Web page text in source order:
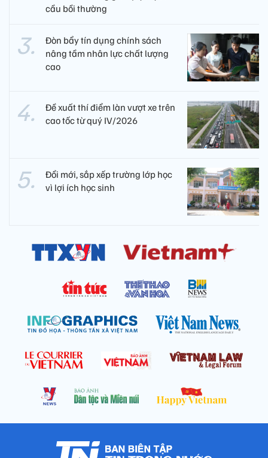
cầu bồi thường
Đòn bẩy tín dụng chính sách
nâng tầm nhân lực chất lượng
cao
Đề xuất thí điểm làn vượt xe trên
cao tốc từ quý IV/2026
Đổi mới, sắp xếp trường lớp học
vì lợi ích học sinh